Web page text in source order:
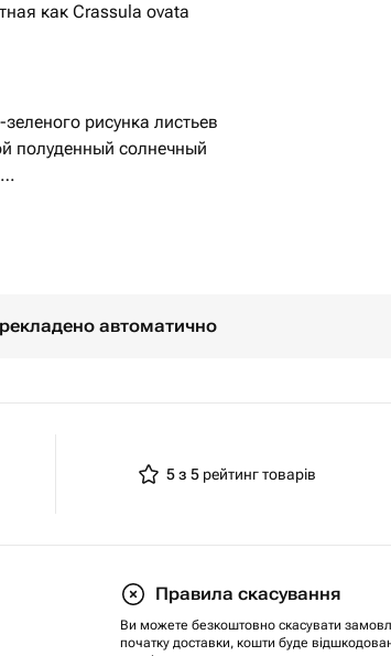
как Crassula ovata
рисунка листьев
полуденный солнечный
требуется умеренный
автоматично
5 з 5 рейтинг товарів
Правила скасування
Ви можете безкоштовно скасувати
початку доставки, кошти буде